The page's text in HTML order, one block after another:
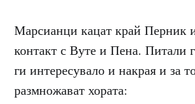
Марсианци кацат край Перник
контакт с Вуте и Пена. Питали
ги интересувало и накрая и за
размножават хората: